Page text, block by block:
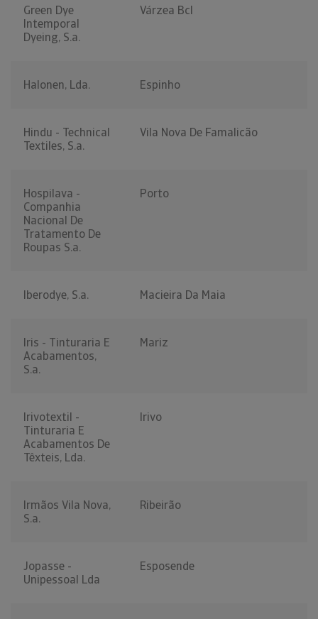
Green Dye
Intemporal
Dyeing, S.a.
Várzea Bcl
Halonen, Lda. Espinho
Hindu - Technical
Textiles, S.a.
Vila Nova De Famalicão
Hospilava -
Companhia
Nacional De
Tratamento De
Roupas S.a.
Porto
Iberodye, S.a. Macieira Da Maia
Iris - Tinturaria E
Acabamentos,
S.a.
Mariz
Irivotextil -
Tinturaria E
Acabamentos De
Têxteis, Lda.
Irivo
Irmãos Vila Nova,
S.a.
Ribeirão
Jopasse -
Unipessoal Lda
Esposende